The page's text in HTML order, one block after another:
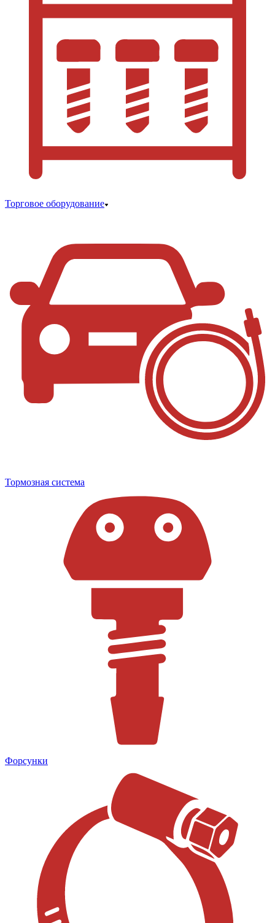
Торговое оборудование
Тормозная система
Форсунки